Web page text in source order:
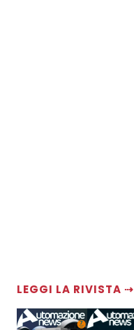
LEGGI LA RIVISTA ⇢